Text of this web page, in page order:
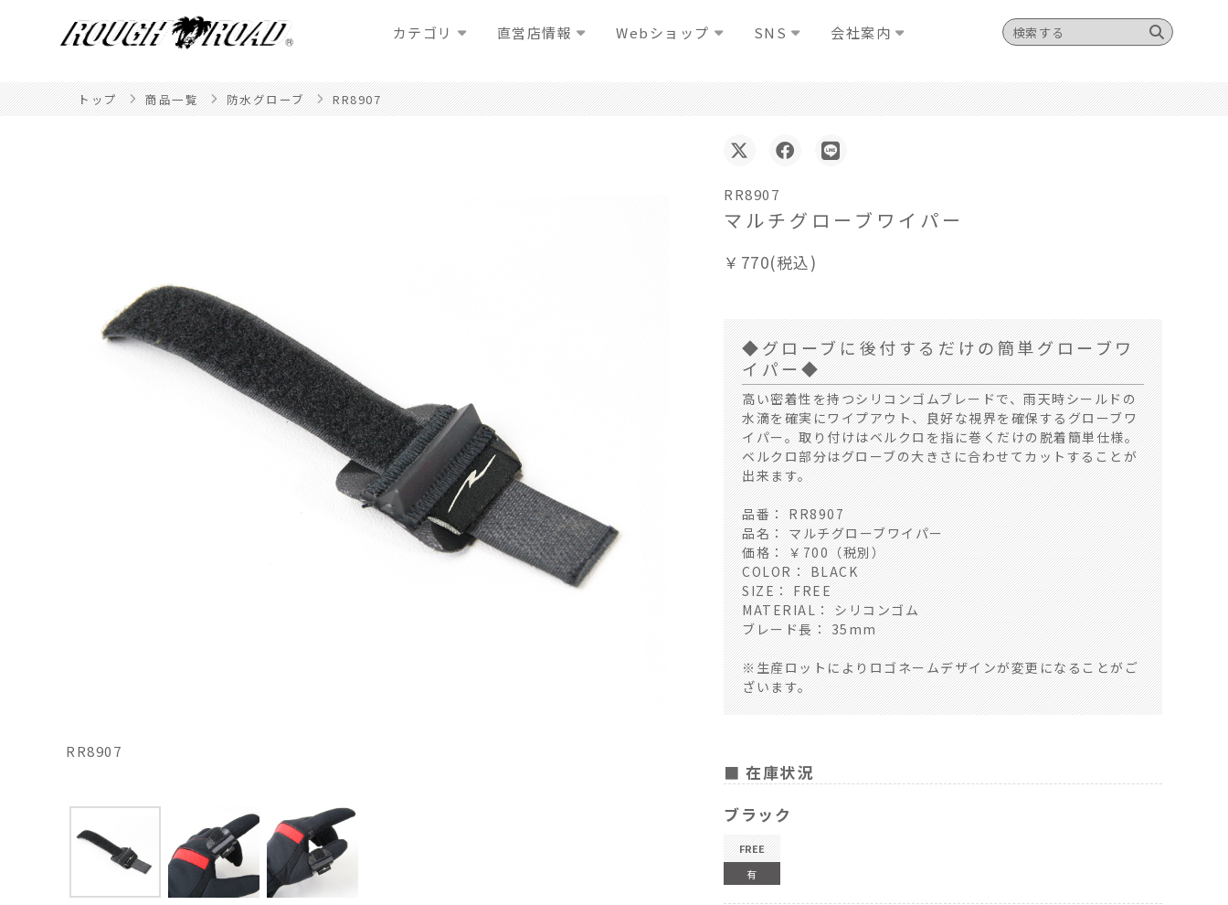
カテゴリ 直営店情報 Webショップ SNS 会社案内
トップ 商品一覧 防水グローブ RR8907
RR8907
RR8907
マルチグローブワイパー
￥770(税込)
◆グローブに後付するだけの簡単グローブワ
イパー◆
高い密着性を持つシリコンゴムブレードで、雨天時シールドの
水滴を確実にワイプアウト、良好な視界を確保するグローブワ
イパー。取り付けはベルクロを指に巻くだけの脱着簡単仕様。
ベルクロ部分はグローブの大きさに合わせてカットすることが
出来ます。
品番： RR8907
品名： マルチグローブワイパー
価格： ￥700（税別）
COLOR： BLACK
SIZE： FREE
MATERIAL： シリコンゴム
ブレード長： 35mm
※生産ロットによりロゴネームデザインが変更になることがご
ざいます。
■ 在庫状況
ブラック
FREE
有